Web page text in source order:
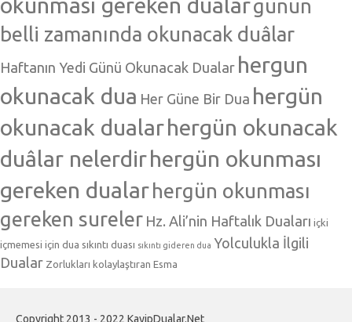
günün
belli zamanında okunacak duâlar
Haftanın Yedi Günü Okunacak Dualar hergun
okunacak dua Her Güne Bir Dua hergün
okunacak dualarhergün okunacak
duâlar nelerdirhergün okunması
gereken dualar hergün okunması
gereken sureler Hz. Ali’nin Haftalık Duaları içki
içmemesi için dua sıkıntı duası sıkıntı gideren dua Yolculukla İlgili
Dualar Zorlukları kolaylaştıran Esma
Copyright 2013 - 2022 KayipDualar.Net